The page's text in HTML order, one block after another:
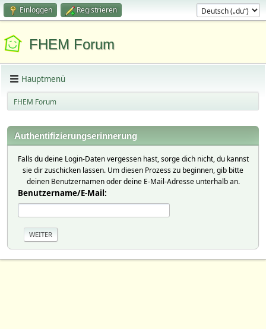
Einloggen Registrieren
FHEM Forum
Hauptmenü
FHEM Forum
Authentifizierungserinnerung
Falls du deine Login-Daten vergessen hast, sorge dich nicht, du kannst
sie dir zuschicken lassen. Um diesen Prozess zu beginnen, gib bitte
deinen Benutzernamen oder deine E-Mail-Adresse unterhalb an.
Benutzername/E-Mail: